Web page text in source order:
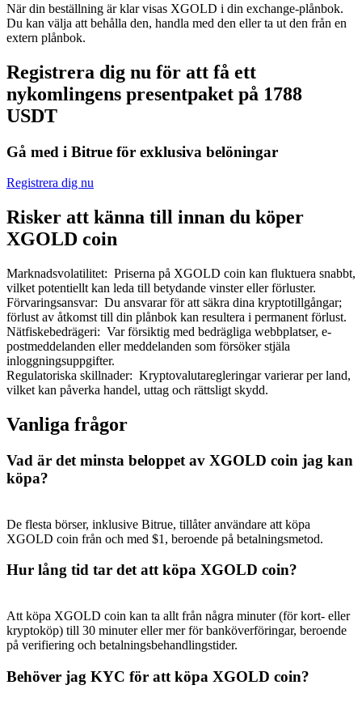
Bitrue Partners
Bitrue Affiliates
Upp till 65% provision!
Hänvisning
BTC Welcome Rewards
När din beställning är klar visas XGOLD i din exchange-plånbok.
Du kan välja att behålla den, handla med den eller ta ut den från en
extern plånbok.
Registrera dig nu för att få ett
nykomlingens presentpaket på 1788
USDT
Gå med i Bitrue för exklusiva belöningar
Registrera dig nu
Risker att känna till innan du köper
XGOLD coin
Marknadsvolatilitet: Priserna på XGOLD coin kan fluktuera snabbt,
vilket potentiellt kan leda till betydande vinster eller förluster.
Förvaringsansvar: Du ansvarar för att säkra dina kryptotillgångar;
förlust av åtkomst till din plånbok kan resultera i permanent förlust.
Nätfiskebedrägeri: Var försiktig med bedrägliga webbplatser, e-
postmeddelanden eller meddelanden som försöker stjäla
inloggningsuppgifter.
Regulatoriska skillnader: Kryptovalutaregleringar varierar per land,
vilket kan påverka handel, uttag och rättsligt skydd.
Vanliga frågor
Vad är det minsta beloppet av XGOLD coin jag kan
köpa?
De flesta börser, inklusive Bitrue, tillåter användare att köpa
XGOLD coin från och med $1, beroende på betalningsmetod.
Hur lång tid tar det att köpa XGOLD coin?
Att köpa XGOLD coin kan ta allt från några minuter (för kort- eller
kryptoköp) till 30 minuter eller mer för banköverföringar, beroende
på verifiering och betalningsbehandlingstider.
Behöver jag KYC för att köpa XGOLD coin?